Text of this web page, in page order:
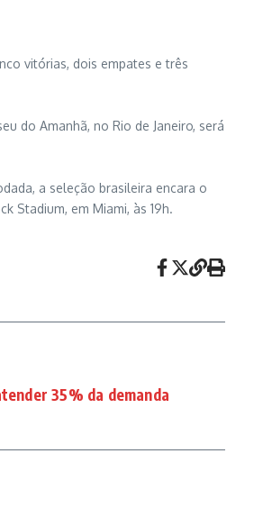
vitórias, dois empates e três
do Amanhã, no Rio de Janeiro, será
a seleção brasileira encara o
Stadium, em Miami, às 19h.
35% da demanda